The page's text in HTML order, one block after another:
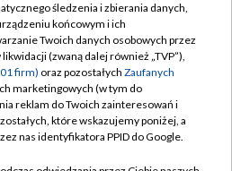
TVP
TVP
Sklep TVP
Reklamy
Handlowa
TVP
prywatności
Moje zgody
reklamy
śledzenia i zbierania danych,
końcowym i ich
Twoich danych osobowych przez
(zwaną dalej również „TVP”),
firm) oraz pozostałych Zaufanych
marketingowych (w tym do
reklam do Twoich zainteresowań i
które wskazujemy poniżej, a
nas identyfikatora PPID do Google.